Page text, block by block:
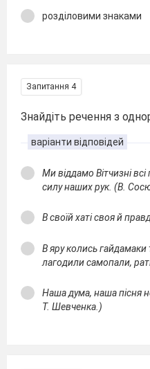
розділовими знаками
Запитання 4
Знайдіть речення з
варіанти відповідей
Ми віддамо Вітчизні всі
силу наших рук. (В.
В своїй хаті своя й
В яру колись
лагодили самопали,
Наша дума, наша пісня
Т. Шевченка.)